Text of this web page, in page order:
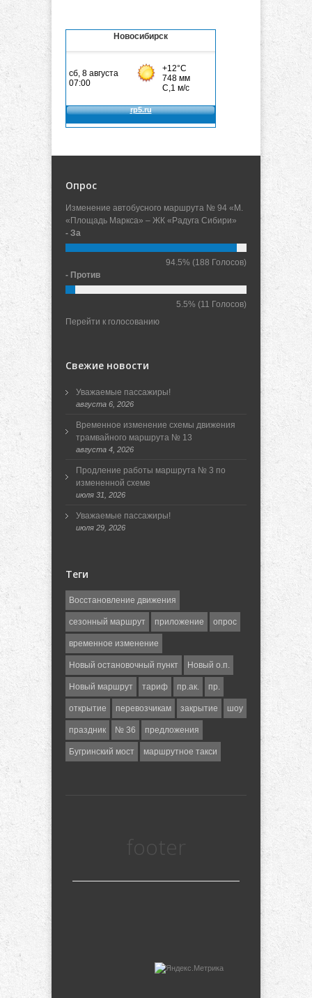
Новосибирск
Опрос
Изменение автобусного маршрута № 94 «М.
«Площадь Маркса» – ЖК «Радуга Сибири»
- За
94.5% (188 Голосов)
- Против
5.5% (11 Голосов)
Перейти к голосованию
Свежие новости
Уважаемые пассажиры!
августа 6, 2026
Временное изменение схемы движения
трамвайного маршрута № 13
августа 4, 2026
Продление работы маршрута № 3 по
измененной схеме
июля 31, 2026
Уважаемые пассажиры!
июля 29, 2026
Теги
Восстановление движения
сезонный маршрут приложение опрос
временное изменение
Новый остановочный пункт Новый о.п.
Новый маршрут тариф пр.ак. пр.
открытие перевозчикам закрытие шоу
праздник № 36 предложения
Бугринский мост маршрутное такси
footer